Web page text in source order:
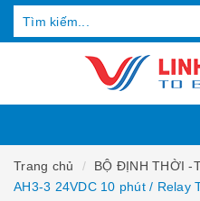
Trang chủ BỘ ĐỊNH THỜI -
AH3-3 24VDC 10 phút / Relay